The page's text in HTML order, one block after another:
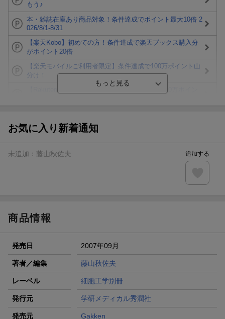
もう♪
本・雑誌在庫あり商品対象！条件達成でポイント最大10倍 2
026/8/1-8/31
【楽天Kobo】初めての方！条件達成で楽天ブックス購入分
がポイント20倍
【楽天モバイルご利用者限定】条件達成で100万ポイント山
分け！
が当たる！
楽天モバイル紹介キャンペーンの拡散で300円OFFクーポン
条件達成で楽天限定・宝塚歌劇 宙組貸切公演ペアチケット
お気に入り新着通知
未追加： 藤山秋佐夫 追加する
商品情報
発売日 2007年09月
著者／編集 藤山秋佐夫
レーベル 細胞工学別冊
発行元 学研メディカル秀潤社
発売元 Gakken